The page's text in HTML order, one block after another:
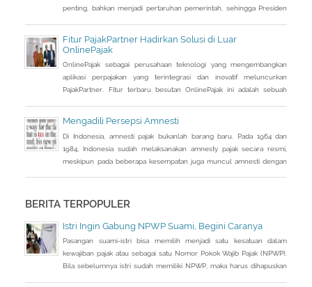
penting, bahkan menjadi pertaruhan pemerintah, sehingga Presiden
Fitur PajakPartner Hadirkan Solusi di Luar
OnlinePajak
OnlinePajak sebagai perusahaan teknologi yang mengembangkan
aplikasi perpajakan yang terintegrasi dan inovatif meluncurkan
PajakPartner. Fitur terbaru besutan OnlinePajak ini adalah sebuah
commerce, dan bank yang bersifat membantu perusahaan di
Indonesia dalam menjalankan se
Mengadili Persepsi Amnesti
Di Indonesia, amnesti pajak bukanlah barang baru. Pada 1964 dan
1984, Indonesia sudah melaksanakan amnesty pajak secara resmi,
meskipun pada beberapa kesempatan juga muncul amnesti dengan
BERITA TERPOPULER
Istri Ingin Gabung NPWP Suami, Begini Caranya
Pasangan suami-istri bisa memilih menjadi satu kesatuan dalam
kewajiban pajak atau sebagai satu Nomor Pokok Wajib Pajak (NPWP).
Bila sebelumnya istri sudah memiliki NPWP, maka harus dihapuskan